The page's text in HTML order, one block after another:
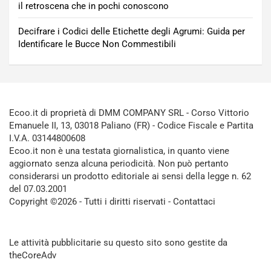
il retroscena che in pochi conoscono
Decifrare i Codici delle Etichette degli Agrumi: Guida per
Identificare le Bucce Non Commestibili
Ecoo.it di proprietà di DMM COMPANY SRL - Corso Vittorio
Emanuele II, 13, 03018 Paliano (FR) - Codice Fiscale e Partita
I.V.A. 03144800608
Ecoo.it non è una testata giornalistica, in quanto viene
aggiornato senza alcuna periodicità. Non può pertanto
considerarsi un prodotto editoriale ai sensi della legge n. 62
del 07.03.2001
Copyright ©2026 - Tutti i diritti riservati - Contattaci
Le attività pubblicitarie su questo sito sono gestite da
theCoreAdv